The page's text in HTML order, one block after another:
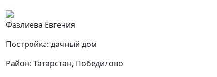
Фазлиева Евгения
Постройка: дачный дом
Район: Татарстан, Победилово